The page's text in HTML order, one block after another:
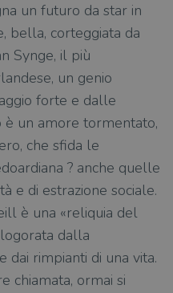
un futuro da star in
bella, corteggiata da
Synge, il più
un genio
forte e dalle
è un amore tormentato,
che sfida le
? anche quelle
e di estrazione sociale.
è una «reliquia del
dalla
dai rimpianti di una vita.
chiamata, ormai si